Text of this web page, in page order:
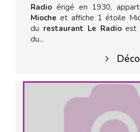
Radio érigé en 1930,
Mioche et affiche 1 étoile
du restaurant Le Radioest
du...